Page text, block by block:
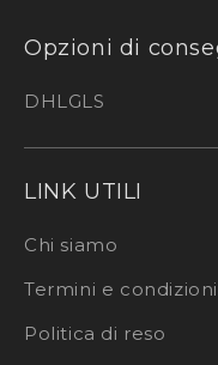
Opzioni di
DHLGLS
LINK UTILI
Chi siamo
Termini e condizioni
Politica di reso